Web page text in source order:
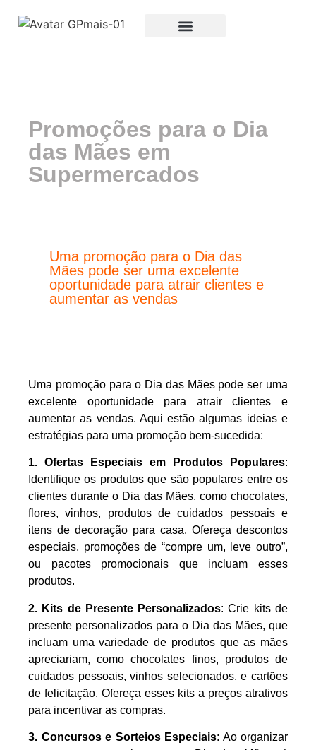
Promoções para o Dia
das Mães em
Supermercados
Uma promoção para o Dia das
Mães pode ser uma excelente
oportunidade para atrair clientes e
aumentar as vendas
Uma promoção para o Dia das Mães pode ser uma
excelente oportunidade para atrair clientes e
aumentar as vendas. Aqui estão algumas ideias e
estratégias para uma promoção bem-sucedida:
1. Ofertas Especiais em Produtos Populares:
Identifique os produtos que são populares entre os
clientes durante o Dia das Mães, como chocolates,
flores, vinhos, produtos de cuidados pessoais e
itens de decoração para casa. Ofereça descontos
especiais, promoções de “compre um, leve outro”,
ou pacotes promocionais que incluam esses
produtos.
2. Kits de Presente Personalizados: Crie kits de
presente personalizados para o Dia das Mães, que
incluam uma variedade de produtos que as mães
apreciariam, como chocolates finos, produtos de
cuidados pessoais, vinhos selecionados, e cartões
de felicitação. Ofereça esses kits a preços atrativos
para incentivar as compras.
3. Concursos e Sorteios Especiais: Ao organizar